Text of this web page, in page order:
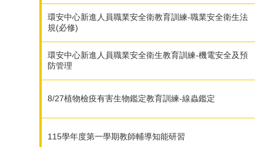
環安中心新進人員職業安全衛教育訓練-職業安全衛生法
規(必修)
環安中心新進人員職業安全衛生教育訓練-機電安全及預
防管理
8/27植物檢疫有害生物鑑定教育訓練-線蟲鑑定
115學年度第一學期教師輔導知能研習